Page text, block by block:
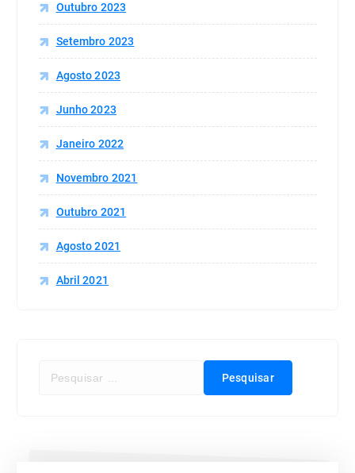
Outubro 2023
Setembro 2023
Agosto 2023
Junho 2023
Janeiro 2022
Novembro 2021
Outubro 2021
Agosto 2021
Abril 2021